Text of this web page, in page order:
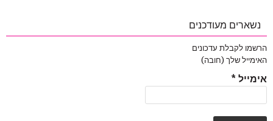
נשארים מעודכנים
הרשמו לקבלת עדכונים
האימייל שלך (חובה)
אימייל *